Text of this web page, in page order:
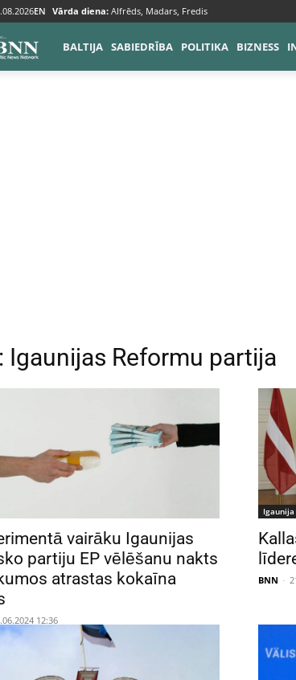
EN Vārda diena: Alfrēds, Madars, Fredis
BALTIJA SABIEDRĪBA POLITIKA BIZNESS
Reformu partija
Igaunijas Reformu partija
vairāku Igaunijas
partiju EP vēlēšanu nakts
atrastas kokaīna
12:36
Igaunija
BNN -